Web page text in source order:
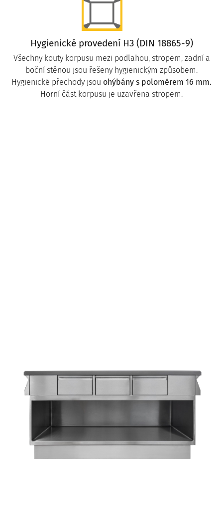
Hygienické provedení H3 (DIN 18865-9)
Všechny kouty korpusu mezi podlahou, stropem, zadní a
boční stěnou jsou řešeny hygienickým způsobem.
Hygienické přechody jsou ohýbány s poloměrem 16 mm.
Horní část korpusu je uzavřena stropem.